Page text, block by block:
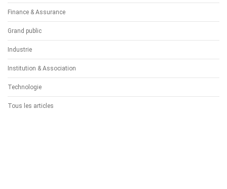
Finance & Assurance
Grand public
Industrie
Institution & Association
Technologie
Tous les articles